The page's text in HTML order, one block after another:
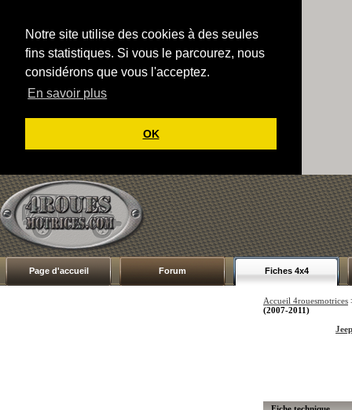
Notre site utilise des cookies à des seules
fins statistiques. Si vous le parcourez, nous
considérons que vous l'acceptez.
En savoir plus
OK
Page d'accueil Forum Fiches 4x4
Accueil 4rouesmotrices
(2007-2011)